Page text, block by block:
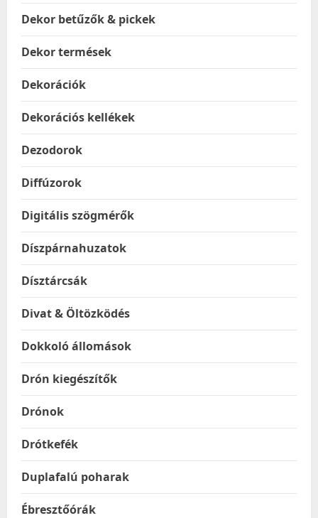
Dekor betűzők & pickek
Dekor termések
Dekorációk
Dekorációs kellékek
Dezodorok
Diffúzorok
Digitális szögmérők
Díszpárnahuzatok
Dísztárcsák
Divat & Öltözködés
Dokkoló állomások
Drón kiegészítők
Drónok
Drótkefék
Duplafalú poharak
Ébresztőórák